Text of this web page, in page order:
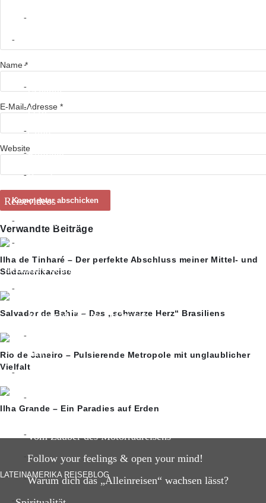
Kolumbien
Ecuador
Peru
Chile
Bolivien
Brasilien
Reisevideos
Südamerika
Gedanken & Inspiration
Motorrad Tuning in Guatemala
fällt?
Reise
Vom Zauber des Motorradreisens
Follow your feelings & open your mind!
Warum dich das „Alleinreisen“ wachsen lässt?
Name*
E-Mail-Adresse *
Website
Verwandte Beiträge
Ilha de Tinharé – Der perfekte Abschluss meiner Mittel- und
Südamerikareise
Salvador de Bahia – Das „schwarze Herz“ Brasiliens
Rio de Janeiro – Pulsierende Metropole mit unglaublicher
Vielfalt
Ilha Grande – Ein Paradies auf Erden
LATEINAMERIKA REISEBLOG